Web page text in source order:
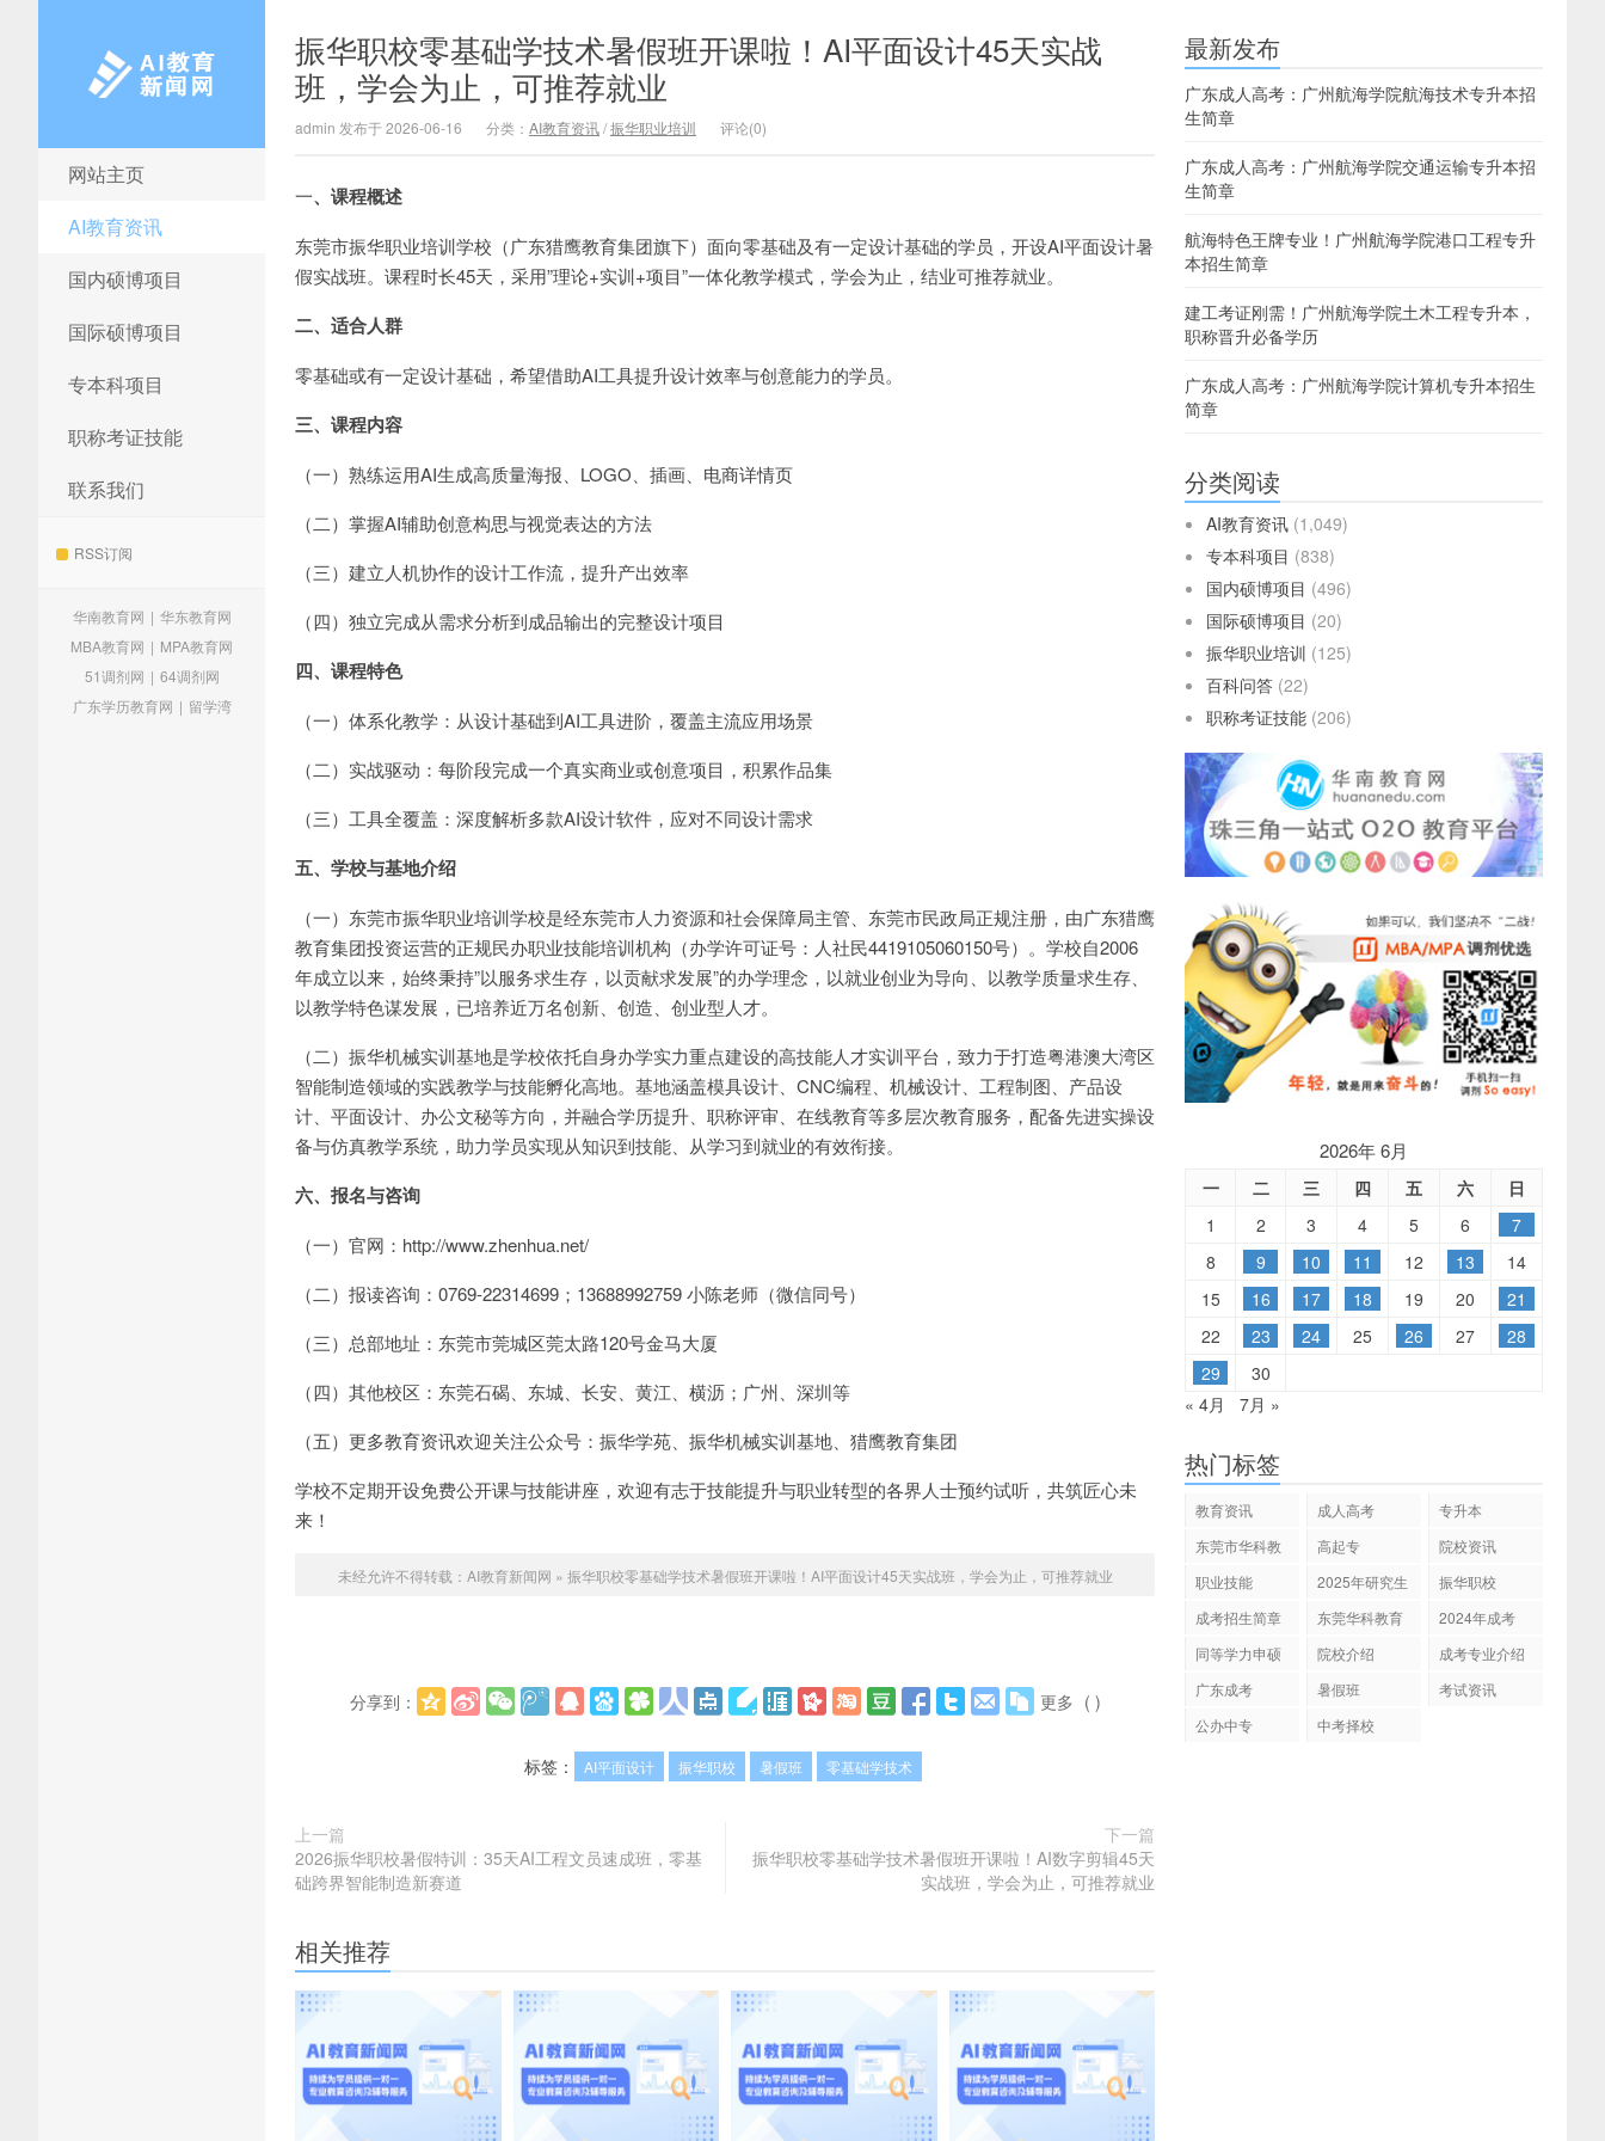
AI教育新闻网
网站主页
AI教育资讯
国内硕博项目
国际硕博项目
专本科项目
职称考证技能
联系我们
RSS订阅
华南教育网 | 华东教育网
MBA教育网 | MPA教育网
51调剂网 | 64调剂网
广东学历教育网 | 留学湾
振华职校零基础学技术暑假班开课啦！AI平面设计45天实战
班，学会为止，可推荐就业
admin 发布于 2026-06-16 分类： AI教育资讯/振华职业培训 评论(0)
一、课程概述
东莞市振华职业培训学校（广东猎鹰教育集团旗下）面向零基础及有一定设计基础的学员，开设AI平面设计暑
假实战班。课程时长45天，采用”理论+实训+项目”一体化教学模式，学会为止，结业可推荐就业。
二、适合人群
零基础或有一定设计基础，希望借助AI工具提升设计效率与创意能力的学员。
三、课程内容
（一）熟练运用AI生成高质量海报、LOGO、插画、电商详情页
（二）掌握AI辅助创意构思与视觉表达的方法
（三）建立人机协作的设计工作流，提升产出效率
（四）独立完成从需求分析到成品输出的完整设计项目
四、课程特色
（一）体系化教学：从设计基础到AI工具进阶，覆盖主流应用场景
（二）实战驱动：每阶段完成一个真实商业或创意项目，积累作品集
（三）工具全覆盖：深度解析多款AI设计软件，应对不同设计需求
五、学校与基地介绍
（一）东莞市振华职业培训学校是经东莞市人力资源和社会保障局主管、东莞市民政局正规注册，由广东猎鹰
教育集团投资运营的正规民办职业技能培训机构（办学许可证号：人社民4419105060150号）。学校自2006
年成立以来，始终秉持”以服务求生存，以贡献求发展”的办学理念，以就业创业为导向、以教学质量求生存、
以教学特色谋发展，已培养近万名创新、创造、创业型人才。
（二）振华机械实训基地是学校依托自身办学实力重点建设的高技能人才实训平台，致力于打造粤港澳大湾区
智能制造领域的实践教学与技能孵化高地。基地涵盖模具设计、CNC编程、机械设计、工程制图、产品设
计、平面设计、办公文秘等方向，并融合学历提升、职称评审、在线教育等多层次教育服务，配备先进实操设
备与仿真教学系统，助力学员实现从知识到技能、从学习到就业的有效衔接。
六、报名与咨询
（一）官网：http://www.zhenhua.net/
（二）报读咨询：0769-22314699；13688992759 小陈老师（微信同号）
（三）总部地址：东莞市莞城区莞太路120号金马大厦
（四）其他校区：东莞石碣、东城、长安、黄江、横沥；广州、深圳等
（五）更多教育资讯欢迎关注公众号：振华学苑、振华机械实训基地、猎鹰教育集团
学校不定期开设免费公开课与技能讲座，欢迎有志于技能提升与职业转型的各界人士预约试听，共筑匠心未
来！
未经允许不得转载： AI教育新闻网 » 振华职校零基础学技术暑假班开课啦！AI平面设计45天实战班，学会为止，可推荐就业
分享到： 更多 ( )
标签： AI平面设计 振华职校 暑假班 零基础学技术
上一篇
2026振华职校暑假特训：35天AI工程文员速成班，零基
础跨界智能制造新赛道
下一篇
振华职校零基础学技术暑假班开课啦！AI数字剪辑45天
实战班，学会为止，可推荐就业
相关推荐
最新发布
广东成人高考：广州航海学院航海技术专升本招
生简章
广东成人高考：广州航海学院交通运输专升本招
生简章
航海特色王牌专业！广州航海学院港口工程专升
本招生简章
建工考证刚需！广州航海学院土木工程专升本，
职称晋升必备学历
广东成人高考：广州航海学院计算机专升本招生
简章
分类阅读
AI教育资讯 (1,049)
专本科项目 (838)
国内硕博项目 (496)
国际硕博项目 (20)
振华职业培训 (125)
百科问答 (22)
职称考证技能 (206)
2026年 6月
一 二 三 四 五 六
日
1
2 3 4 5 6
7
8
9 10 11 12 13
14
15
16 17 18 19 20
21
22
23 24 25 26 27
28
29
30
« 4月
7月 »
热门标签
教育资讯 成人高考
专升本
东莞市华科教
高起专
院校资讯
职业技能
2025年研究生
振华职校
成考招生简章
东莞华科教育
2024年成考
同等学力申硕
院校介绍
成考专业介绍
广东成考
暑假班
考试资讯
公办中专
中考择校